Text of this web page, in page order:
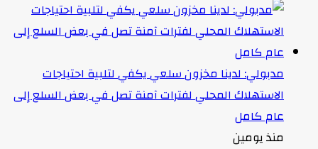
مدبولي: لدينا مخزون سلعي يكفي لتلبية احتياجات
الاستهلاك المحلي لفترات آمنة تصل في بعض السلع إلى
عام كامل
منذ يومين